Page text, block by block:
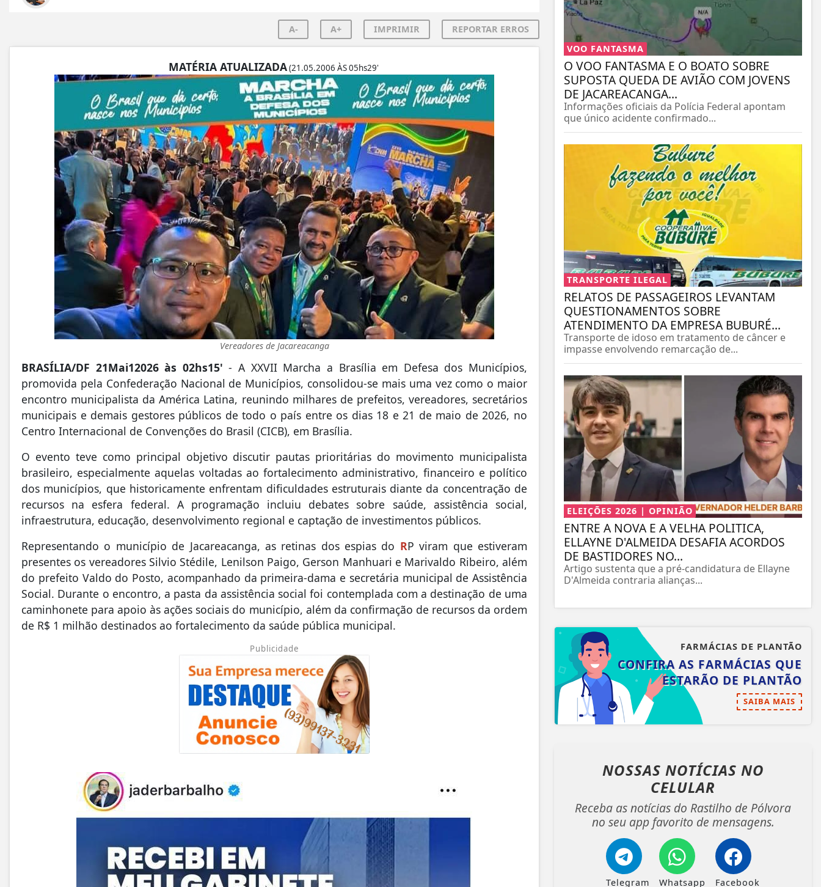
A- A+ IMPRIMIR REPORTAR ERROS
MATÉRIA ATUALIZADA(21.05.2006 ÀS 05hs29'
Vereadores de Jacareacanga
BRASÍLIA/DF 21Mai12026 às 02hs15'- A XXVII Marcha a Brasília em Defesa dos Municípios,
promovida pela Confederação Nacional de Municípios, consolidou-se mais uma vez como o maior
encontro municipalista da América Latina, reunindo milhares de prefeitos, vereadores, secretários
municipais e demais gestores públicos de todo o país entre os dias 18 e 21 de maio de 2026, no
Centro Internacional de Convenções do Brasil (CICB), em Brasília.
O evento teve como principal objetivo discutir pautas prioritárias do movimento municipalista
brasileiro, especialmente aquelas voltadas ao fortalecimento administrativo, financeiro e político
dos municípios, que historicamente enfrentam dificuldades estruturais diante da concentração de
recursos na esfera federal. A programação incluiu debates sobre saúde, assistência social,
infraestrutura, educação, desenvolvimento regional e captação de investimentos públicos.
Representando o município de Jacareacanga, as retinas dos espias do RP viram que estiveram
presentes os vereadores Silvio Stédile, Lenilson Paigo, Gerson Manhuari e Marivaldo Ribeiro, além
do prefeito Valdo do Posto, acompanhado da primeira-dama e secretária municipal de Assistência
Social. Durante o encontro, a pasta da assistência social foi contemplada com a destinação de uma
caminhonete para apoio às ações sociais do município, além da confirmação de recursos da ordem
de R$ 1 milhão destinados ao fortalecimento da saúde pública municipal.
Publicidade
VOO FANTASMA
O VOO FANTASMA E O BOATO SOBRE
SUPOSTA QUEDA DE AVIÃO COM JOVENS
DE JACAREACANGA...
Informações oficiais da Polícia Federal apontam
que único acidente confirmado...
TRANSPORTE ILEGAL
RELATOS DE PASSAGEIROS LEVANTAM
QUESTIONAMENTOS SOBRE
ATENDIMENTO DA EMPRESA BUBURÉ...
Transporte de idoso em tratamento de câncer e
impasse envolvendo remarcação de...
ELEIÇÕES 2026 | OPINIÃO
ENTRE A NOVA E A VELHA POLITICA,
ELLAYNE D'ALMEIDA DESAFIA ACORDOS
DE BASTIDORES NO...
Artigo sustenta que a pré-candidatura de Ellayne
D'Almeida contraria alianças...
FARMÁCIAS DE PLANTÃO
CONFIRA AS FARMÁCIAS QUE
ESTARÃO DE PLANTÃO
SAIBA MAIS
NOSSAS NOTÍCIAS NO
CELULAR
Receba as notícias do Rastilho de Pólvora
no seu app favorito de mensagens.
Telegram Whatsapp Facebook